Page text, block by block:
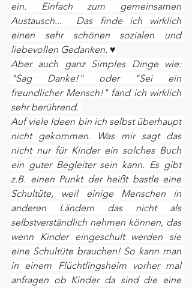
ein. Einfach zum gemeinsamen
Austausch...  Das finde ich wirklich
einen sehr schönen sozialen und
liebevollen Gedanken. ♥
Aber auch ganz Simples Dinge wie:
"Sag Danke!" oder "Sei ein
freundlicher Mensch!" fand ich wirklich
sehr berührend.
Auf viele Ideen bin ich selbst überhaupt
nicht gekommen. Was mir sagt das
nicht nur für Kinder ein solches Buch
ein guter Begleiter sein kann. Es gibt
z.B. einen Punkt der heißt bastle eine
Schultüte, weil einige Menschen in
anderen Ländern das nicht als
selbstverständlich nehmen können, das
wenn Kinder eingeschult werden sie
eine Schultüte brauchen! So kann man
in einem Flüchtlingsheim vorher mal
anfragen ob Kinder da sind die eine